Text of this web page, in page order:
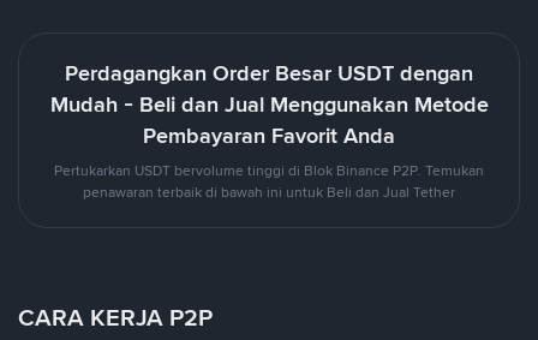
Perdagangkan Order Besar USDT dengan
Mudah - Beli dan Jual Menggunakan Metode
Pembayaran Favorit Anda
Pertukarkan USDT bervolume tinggi di Blok Binance P2P. Temukan
penawaran terbaik di bawah ini untuk Beli dan Jual Tether
CARA KERJA P2P